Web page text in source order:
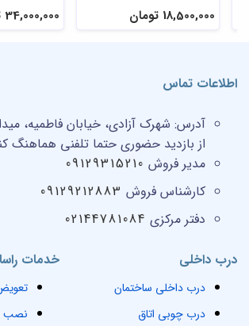
34,000,000 تومان 18,500,000 تومان
خدمات
نصب
درب داخلی
درب داخلی ساختمان
درب چوبی اتاق
اطلاعات تماس
آدرس: شهرک آزادی، خیابان فاطمیه،
از بازدید حضوری حتما تلفنی هماهنگ
مدیر فروش 09129315210
کارشناس فروش 09129212883
دفتر مرکزی 02144781084